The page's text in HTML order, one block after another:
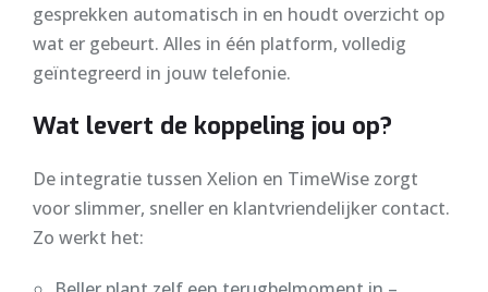
gesprekken automatisch in en houdt overzicht op
wat er gebeurt. Alles in één platform, volledig
geïntegreerd in jouw telefonie.
Wat levert de koppeling jou op?
De integratie tussen Xelion en TimeWise zorgt
voor slimmer, sneller en klantvriendelijker contact.
Zo werkt het: